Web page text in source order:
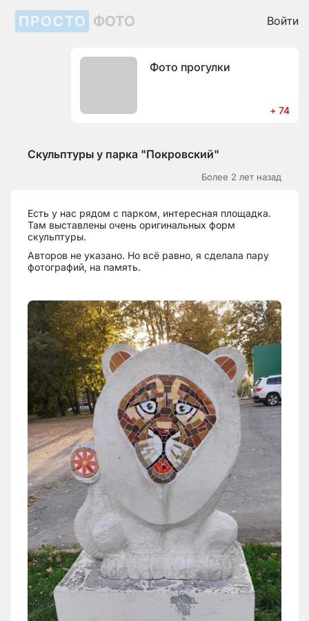
ПРОСТО ФОТО Войти
Фото прогулки
+ 74
Скульптуры у парка "Покровский"
Более 2 лет назад
Есть у нас рядом с парком, интересная площадка.
Там выставлены очень оригинальных форм
скульптуры.
Авторов не указано. Но всё равно, я сделала пару
фотографий, на память.